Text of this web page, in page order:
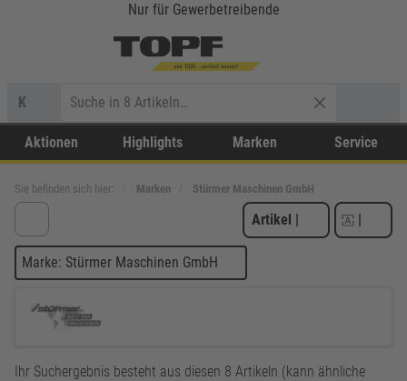
Nur für Gewerbetreibende
K
Aktionen Highlights Marken Service
Sie befinden sich hier: Marken Stürmer Maschinen GmbH
Artikel | |
Marke: Stürmer Maschinen GmbH
Ihr Suchergebnis besteht aus diesen 8 Artikeln (kann ähnliche